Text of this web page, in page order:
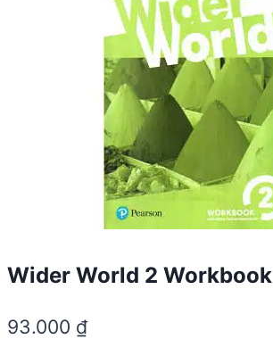
Wider World 2 Workbook
93.000 ₫